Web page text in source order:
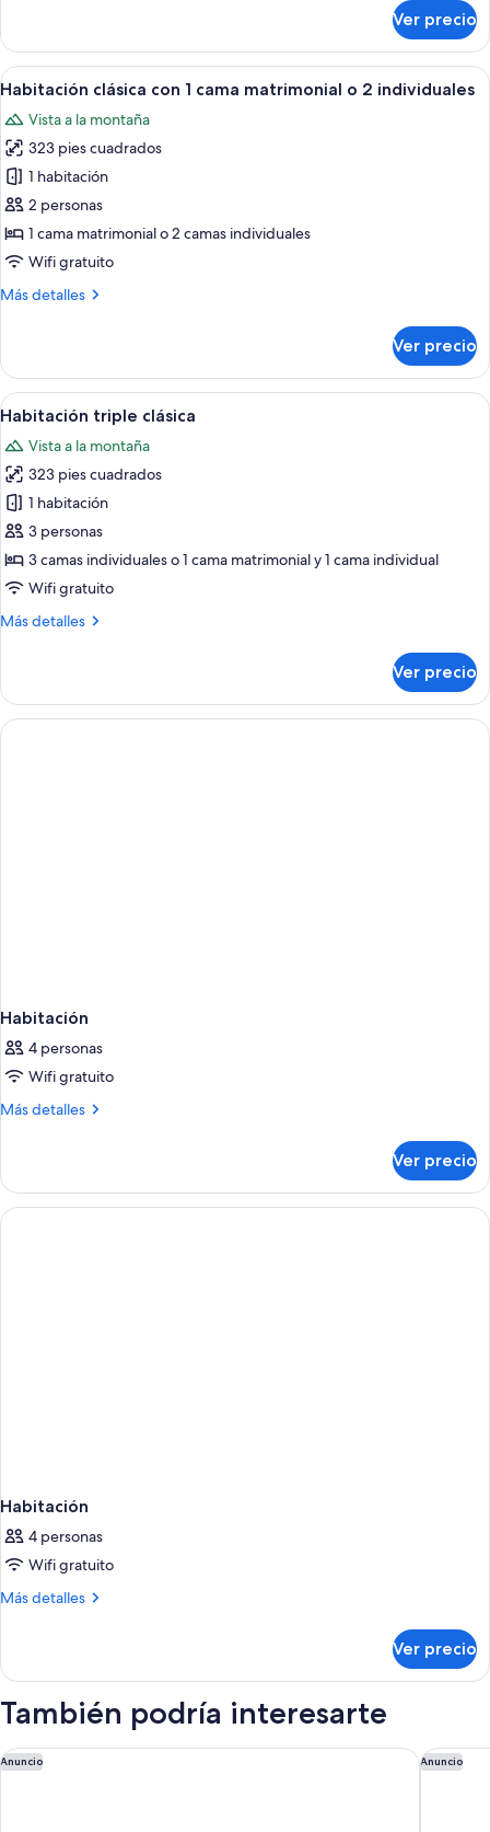
Twin
Room
Double
or
Twin
Ver precio
Abrir
todas
las
fotos
de
Habitación
clásica
con
cama
2
individuales
Habitación de hotel con cama,
7
Habitación clásica con 1 cama matrimonial o 2 individuales
Vista a la montaña
323 pies cuadrados
1 habitación
2 personas
1 cama matrimonial o 2 camas individuales
Wifi gratuito
Más detalles
Más
clásica
con
1
matrimonial
o
2
individuales
Ver precio
Abrir
todas
las
fotos
de
Habitación
triple
clásica
Habitación de hotel con dos camas,
7
Habitación triple clásica
Vista a la montaña
323 pies cuadrados
1 habitación
3 personas
3 camas individuales o 1 cama matrimonial y 1 cama individual
Wifi gratuito
Más detalles
Más
triple
clásica
Ver precio
Habitación
4 personas
Wifi gratuito
Más detalles
Más
Ver precio
Habitación
4 personas
Wifi gratuito
Más detalles
Más
Ver precio
También podría interesarte
Anuncio
Park Hyatt Mendoza Anuncio
Hilton